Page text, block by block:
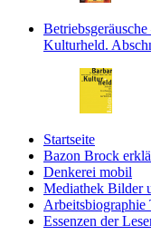
Kulturheld.
Startseite
Bazon Brock
Denkerei mobil
Mediathek Bilder
Arbeitsbiographie
Essenzen der